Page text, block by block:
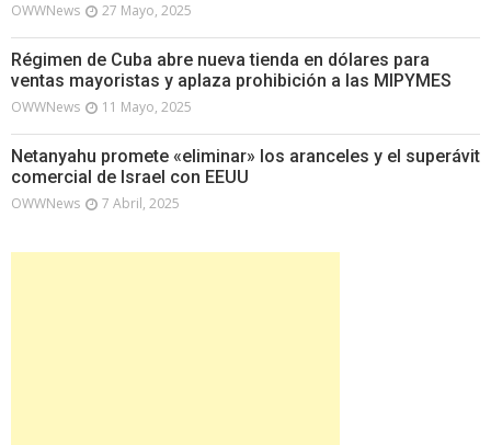
OWWNews 27 Mayo, 2025
Régimen de Cuba abre nueva tienda en dólares para
ventas mayoristas y aplaza prohibición a las MIPYMES
OWWNews 11 Mayo, 2025
Netanyahu promete «eliminar» los aranceles y el superávit
comercial de Israel con EEUU
OWWNews 7 Abril, 2025